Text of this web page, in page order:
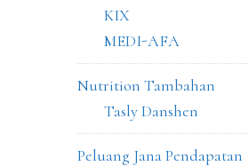
KIX
MEDI-AFA
Nutrition Tambahan
Tasly Danshen
Peluang Jana Pendapatan